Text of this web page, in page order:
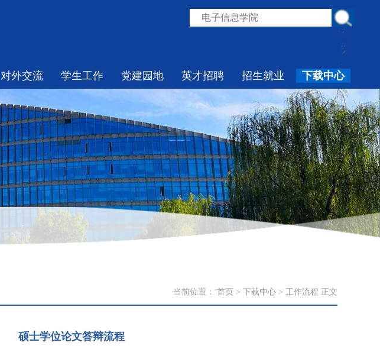
对外交流 学生工作 党建园地 英才招聘 招生就业 下载中心
当前位置： 首页 > 下载中心 > 工作流程 正文
硕士学位论文答辩流程